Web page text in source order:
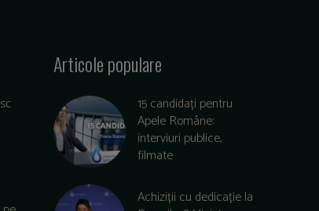
Articole populare
15 candidați pentru
Apele Române:
interviuri publice,
filmate
Achiziții cu dedicație la